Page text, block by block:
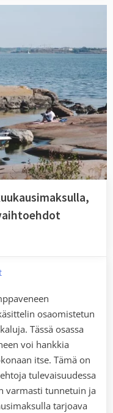
osaomistetun
Tässä osassa
voi hankkia
itse. Tämä on
tulevaisuudessa
varmasti tunnetuin ja
tarjoava